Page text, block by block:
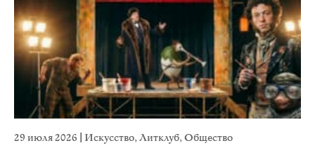
29 июля 2026 Искусство,Литклуб,Общество